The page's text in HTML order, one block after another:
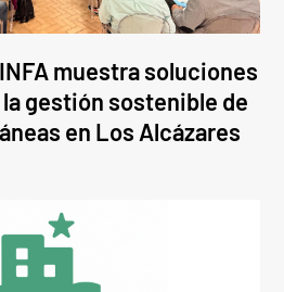
muestra soluciones
gestión sostenible de
en Los Alcázares